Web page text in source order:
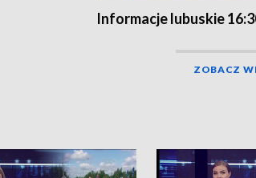
Informacje lubuskie
ZOBACZ